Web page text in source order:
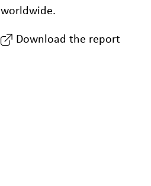
worldwide.
Download the report